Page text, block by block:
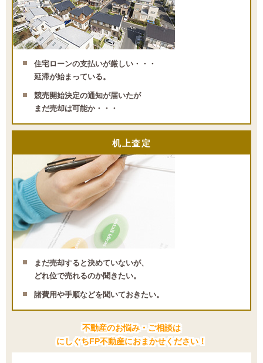
住宅ローンの支払いが厳しい・・・
延滞が始まっている。
競売開始決定の通知が届いたが
まだ売却は可能か・・・
机上査定
まだ売却すると決めていないが、
どれ位で売れるのか聞きたい。
諸費用や手順などを聞いておきたい。
不動産のお悩み・ご相談は
にしぐちFP不動産におまかせください！